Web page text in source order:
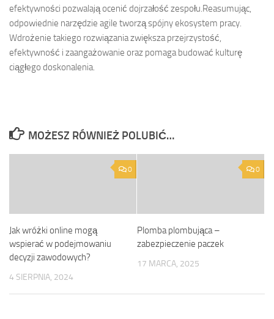
efektywności pozwalają ocenić dojrzałość zespołu.Reasumując,
odpowiednie narzędzie agile tworzą spójny ekosystem pracy.
Wdrożenie takiego rozwiązania zwiększa przejrzystość,
efektywność i zaangażowanie oraz pomaga budować kulturę
ciągłego doskonalenia.
MOŻESZ RÓWNIEŻ POLUBIĆ…
0
Jak wróżki online mogą
wspierać w podejmowaniu
decyzji zawodowych?
4 SIERPNIA, 2024
0
Plomba plombująca –
zabezpieczenie paczek
17 MARCA, 2025